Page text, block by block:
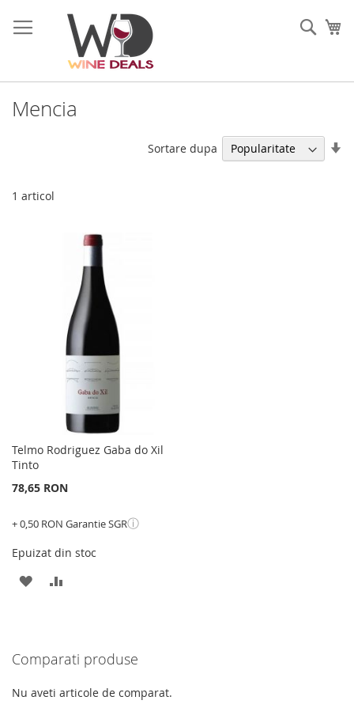
la
Continut
Mencia
1 articol
Sortare dupa
Telmo Rodriguez Gaba do Xil
Tinto
78,65 RON
+ 0,50 RON Garantie SGRⓘ
Epuizat din stoc
ADAUGATI
DE
DORINTE
Comparati produse
Nu aveti articole de comparat.